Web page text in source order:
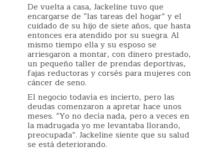
De vuelta a casa, Jackeline tuvo que
encargarse de “las tareas del hogar” y el
cuidado de su hijo de siete años, que hasta
entonces era atendido por su suegra. Al
mismo tiempo ella y su esposo se
arriesgaron a montar, con dinero prestado,
un pequeño taller de prendas deportivas,
fajas reductoras y corsés para mujeres con
cáncer de seno.
El negocio todavía es incierto, pero las
deudas comenzaron a apretar hace unos
meses. “Yo no decía nada, pero a veces en
la madrugada yo me levantaba llorando,
preocupada”. Jackeline siente que su salud
se está deteriorando.